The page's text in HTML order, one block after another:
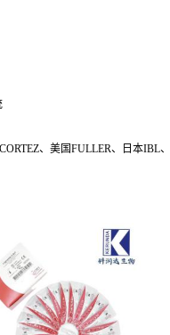
、美国FULLER、日本